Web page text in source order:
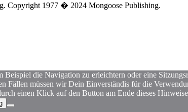
Copyright 1977 � 2024 Mongoose Publishing.
die Navigation zu erleichtern oder eine
Fällen müssen wir Dein Einverständis für die
einen Klick auf den Button am Ende dieses